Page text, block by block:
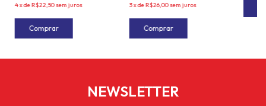
4xdeR$22,50sem juros
3xdeR$26,00sem juros
NEWSLETTER